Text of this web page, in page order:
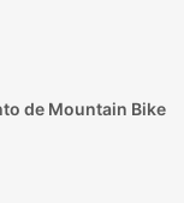
de Mountain Bike